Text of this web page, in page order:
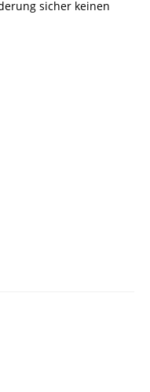
sicher keinen